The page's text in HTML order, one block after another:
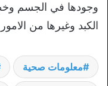
وجودها في الجسم
الكبد وغيرها من
معلومات صحية